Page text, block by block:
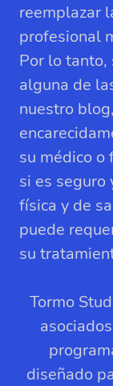
reemplazar
profesional
Por lo tanto,
alguna de
nuestro
su médico
si es seguro
física y de
puede
su
Tormo
diseñado